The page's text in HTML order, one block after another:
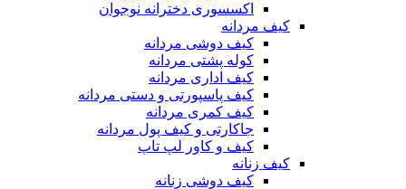
اکسسوری دخترانه نوجوان
کیف مردانه
کیف دوشی مردانه
کوله پشتی مردانه
کیف اداری مردانه
کیف پاسپورتی و دستی مردانه
کیف کمری مردانه
جاکارتی و کیف پول مردانه
کیف و کاور لپ تاپ
کیف زنانه
کیف دوشی زنانه